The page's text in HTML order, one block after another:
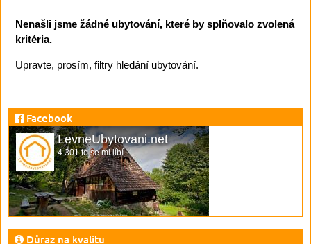
Nenašli jsme žádné ubytování, které by splňovalo zvolená
kritéria.
Upravte, prosím, filtry hledání ubytování.
Facebook
LevneUbytovani.net
4 301 to se mi líbí
Důraz na kvalitu